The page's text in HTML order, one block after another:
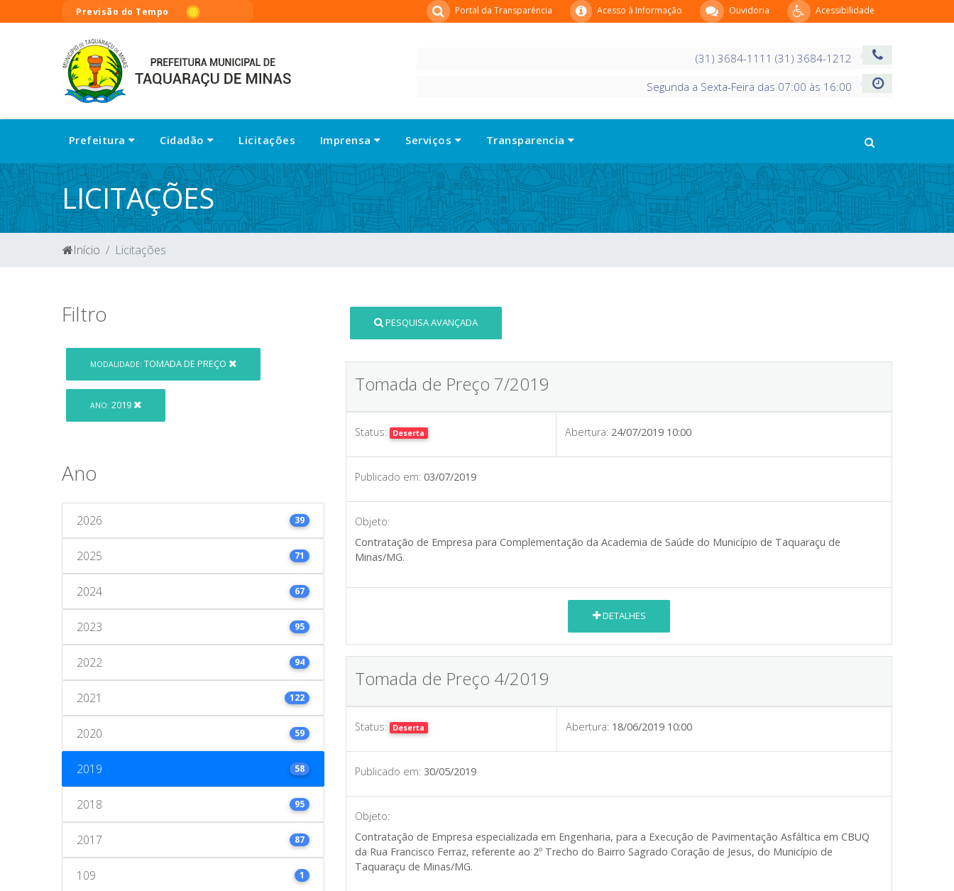
Previsão do Tempo Acessibilidade
Ouvidoria
Acesso à Informação
Portal da Transparência
(31) 3684-1111 (31) 3684-1212
Segunda a Sexta-Feira das 07:00 às 16:00
Prefeitura Cidadão Licitações Imprensa Serviços Transparencia
LICITAÇÕES
Início Licitações
Filtro
MODALIDADE: TOMADA DE PREÇO
ANO: 2019
Ano
2026 39
2025 71
2024 67
2023 95
2022 94
2021 122
2020 59
2019 58
2018 95
2017 87
109 1
PESQUISA AVANÇADA
Tomada de Preço 7/2019
Status: Deserta Abertura: 24/07/2019 10:00
Publicado em: 03/07/2019
Objeto:
Contratação de Empresa para Complementação da Academia de Saúde do Município de Taquaraçu de
Minas/MG.
DETALHES
Tomada de Preço 4/2019
Status: Deserta Abertura: 18/06/2019 10:00
Publicado em: 30/05/2019
Objeto:
Contratação de Empresa especializada em Engenharia, para a Execução de Pavimentação Asfáltica em CBUQ
da Rua Francisco Ferraz, referente ao 2º Trecho do Bairro Sagrado Coração de Jesus, do Município de
Taquaraçu de Minas/MG.